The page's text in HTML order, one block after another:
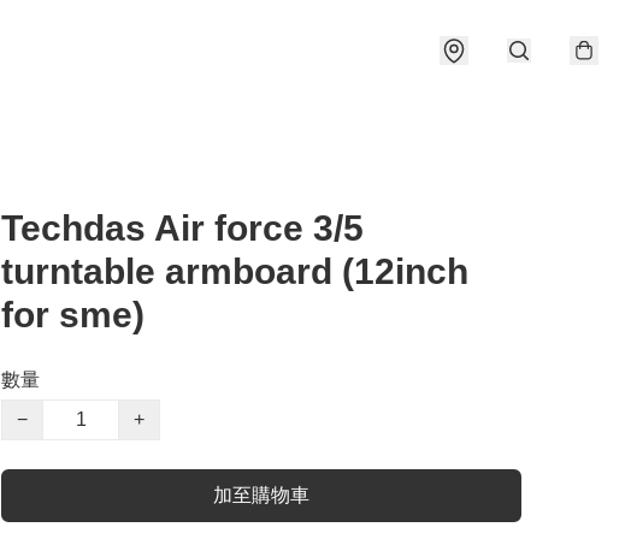
Techdas Air force 3/5
turntable armboard (12inch
for sme)
數量
−
+
加至購物車